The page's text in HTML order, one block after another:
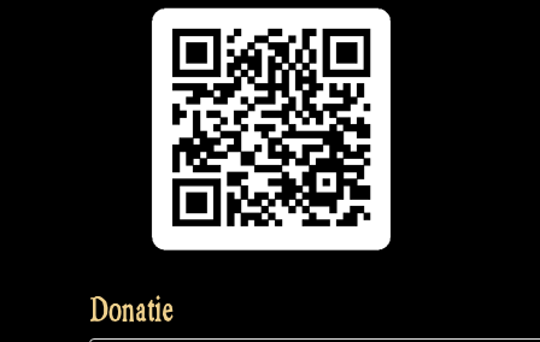
Donatie